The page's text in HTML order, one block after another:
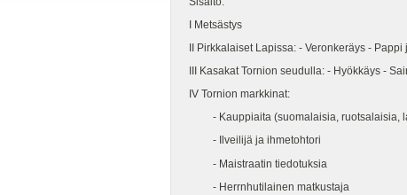
I Metsästys
II Pirkkalaiset Lapissa: - Veronkeräys - Pappi
III Kasakat Tornion seudulla: - Hyökkäys -
IV Tornion markkinat:
- Kauppiaita (suomalaisia, ruotsalaisia,
- Ilveilijä ja ihmetohtori
- Maistraatin tiedotuksia
- Herrnhutilainen matkustaja